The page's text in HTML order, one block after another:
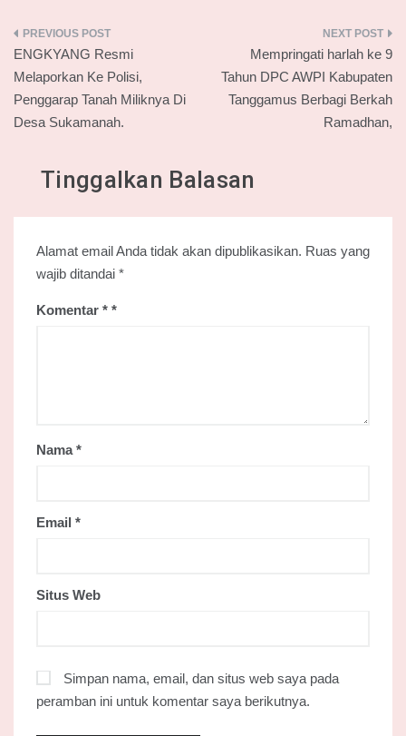
Navigasi
pos
ENGKYANG Resmi
Melaporkan Ke Polisi,
Penggarap Tanah Miliknya Di
Desa Sukamanah.
Mempringati harlah ke 9
Tahun DPC AWPI Kabupaten
Tanggamus Berbagi Berkah
Ramadhan,
Tinggalkan Balasan
Alamat email Anda tidak akan dipublikasikan. Ruas yang
wajib ditandai *
Komentar *
Nama*
Email *
Situs Web
Simpan nama, email, dan situs web saya pada
peramban ini untuk komentar saya berikutnya.